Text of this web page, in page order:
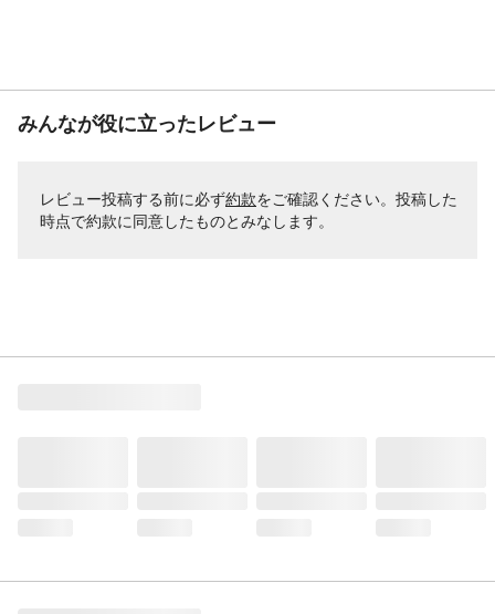
みんなが役に立ったレビュー
レビュー投稿する前に必ず約款をご確認ください。投稿した
時点で約款に同意したものとみなします。